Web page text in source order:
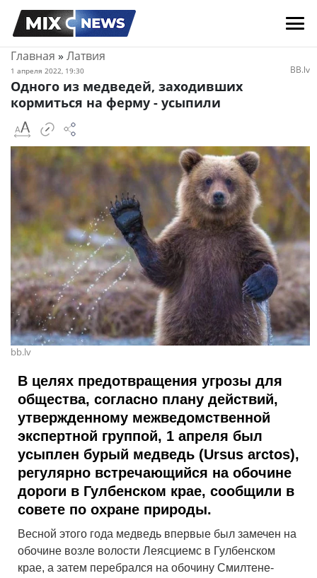
Главная » Латвия
1 апреля 2022, 19:30 BB.lv
Одного из медведей, заходивших
кормиться на ферму - усыпили
bb.lv
В целях предотвращения угрозы для
общества, согласно плану действий,
утвержденному межведомственной
экспертной группой, 1 апреля был
усыплен бурый медведь (Ursus arctos),
регулярно встречающийся на обочине
дороги в Гулбенском крае, сообщили в
совете по охране природы.
Весной этого года медведь впервые был замечен на
обочине возле волости Леясциемс в Гулбенском
крае, а затем перебрался на обочину Смилтене-